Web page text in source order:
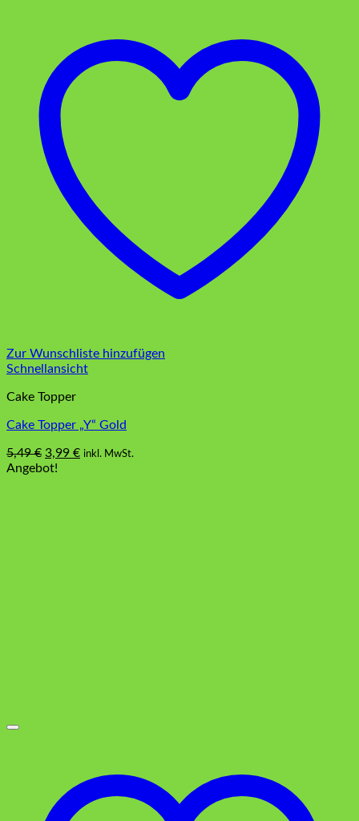
Zur Wunschliste hinzufügen
Schnellansicht
Cake Topper
Cake Topper „Y“ Gold
5,49€ Ursprünglicher
Preis
3,99 €Aktueller
inkl. MwSt.
Angebot!